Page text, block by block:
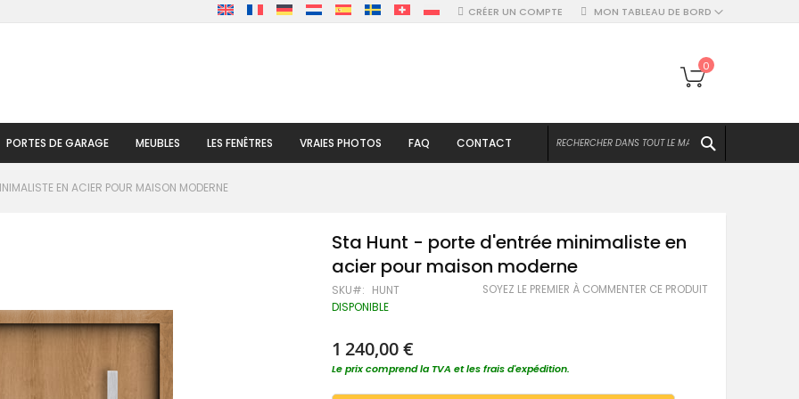
MON TABLEAU DE BORD
CRÉER UN COMPTE
Mon panier
0
PORTES DE GARAGE MEUBLES LES FENÊTRES VRAIES PHOTOS FAQ CONTACT
EN ACIER POUR MAISON MODERNE
Sta Hunt - porte d'entrée minimaliste en
acier pour maison moderne
SKU HUNT SOYEZ LE PREMIER À COMMENTER CE PRODUIT
DISPONIBLE
1 240,00 €
Le prix comprend la TVA et les frais d'expédition.